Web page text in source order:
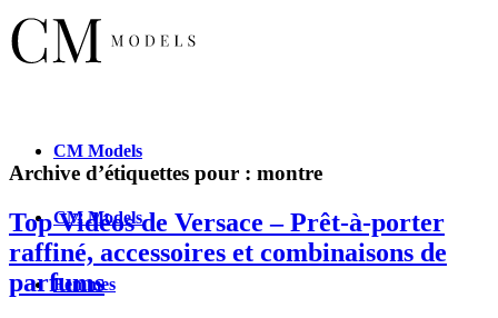
CM Models
CMModels
Femmes
Archive d’étiquettes pour : montre
Top Vidéos de Versace – Prêt-à-porter
raffiné, accessoires et combinaisons de
parfums